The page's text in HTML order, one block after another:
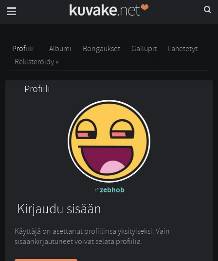
Profiili Albumi Bongaukset Gallupit
Lähetetyt
Rekisteröidy »
Profiili
zebhob
Kirjaudu sisään
Käyttäjä on asettanut profiilinsa yksityiseksi. Vain
sisäänkirjautuneet voivat selata profiilia.